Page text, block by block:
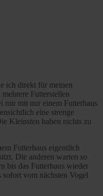
ich direkt für meinen
Futterstellen
mir mit nur einem Futterhaus
eine strenge
Kleinsten haben nichts zu
Futterhaus eigentlich
Die anderen warten so
bis das Futterhaus wieder
vom nächsten Vogel